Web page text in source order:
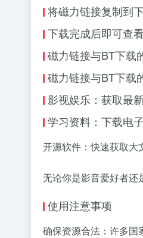
将磁力链接复制到
下载完成后即可查
磁力链接与BT下载
磁力链接与BT下载
影视娱乐：获取最
学习资料：下载电
开源软件：快速获取大
无论你是影音爱好者还
使用注意事项
确保资源合法：许多国